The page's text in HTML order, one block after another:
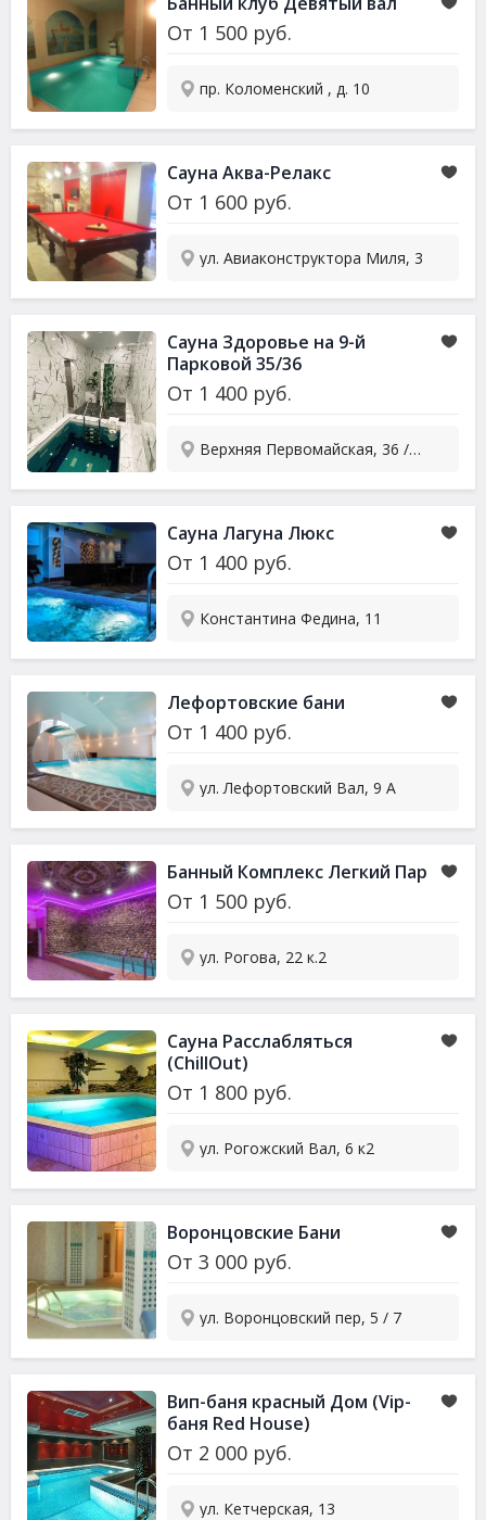
От 1 500 руб.
пр. Коломенский , д. 10
Сауна Аква-Релакс
От 1 600 руб.
ул. Авиаконструктора Миля, 3
Сауна Здоровье на 9-й
Парковой 35/36
От 1 400 руб.
Верхняя Первомайская, 36 / Парковая 9-я, 35
Сауна Лагуна Люкс
От 1 400 руб.
Константина Федина, 11
Лефортовские бани
От 1 400 руб.
ул. Лефортовский Вал, 9 А
Банный Комплекс Легкий Пар
От 1 500 руб.
ул. Рогова, 22 к.2
Сауна Расслабляться
(ChillOut)
От 1 800 руб.
ул. Рогожский Вал, 6 к2
Воронцовские Бани
От3 000 руб.
ул. Воронцовский пер, 5 / 7
Вип-баня красный Дом (Vip-
баня Red House)
От 2 000 руб.
ул. Кетчерская, 13